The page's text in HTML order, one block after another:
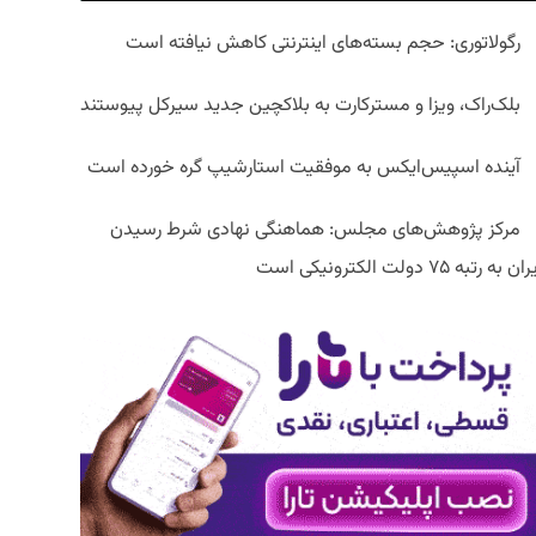
رگولاتوری: حجم بسته‌های اینترنتی کاهش نیافته است
بلک‌راک، ویزا و مسترکارت به بلاکچین جدید سیرکل پیوستند
آینده اسپیس‌ایکس به موفقیت استارشیپ گره خورده است
مرکز پژوهش‌های مجلس: هماهنگی نهادی شرط رسیدن
به رتبه ۷۵ دولت الکترونیکی است